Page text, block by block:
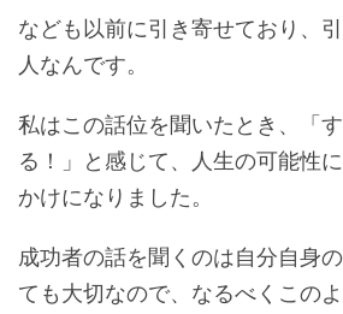
なども以前に引き寄せており、
人なんです。
私はこの話位を聞いたとき、「
る！」と感じて、人生の可能性
かけになりました。
成功者の話を聞くのは自分自身
ても大切なので、なるべくこの